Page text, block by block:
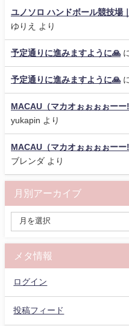
ユノソロ ハンドボール競技場
ゆりえ
より
予定通りに進みますように🙏
予定通りに進みますように🙏
MACAU（マカオぉぉぉぉー
yukapin より
MACAU（マカオぉぉぉぉー
ブレンダ より
月別アーカイブ
メタ情報
ログイン
投稿フィード